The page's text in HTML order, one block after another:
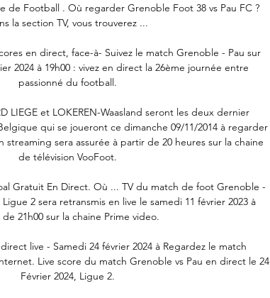
de Football . Où regarder Grenoble Foot 38 vs Pau FC ?
la section TV, vous trouverez ...
en direct, face-à- Suivez le match Grenoble - Pau sur
2024 à 19h00 : vivez en direct la 26ème journée entre
passionné du football.
LIEGE et LOKEREN-Waasland seront les deux dernier
qui se joueront ce dimanche 09/11/2014 à regarder
sera assurée à partir de 20 heures sur la chaine
de télévision VooFoot.
Gratuit En Direct. Où ... TV du match de foot Grenoble -
2 sera retransmis en live le samedi 11 février 2023 à
21h00 sur la chaine Prime video.
live - Samedi 24 février 2024 à Regardez le match
Live score du match Grenoble vs Pau en direct le 24
Février 2024, Ligue 2.